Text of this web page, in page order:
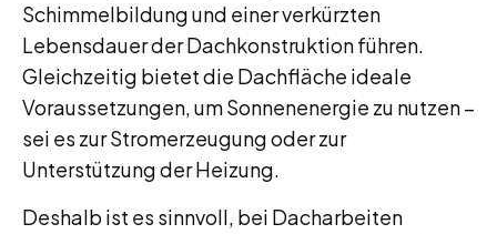
Schimmelbildung und einer verkürzten
Lebensdauer der Dachkonstruktion führen.
Gleichzeitig bietet die Dachfläche ideale
Voraussetzungen, um Sonnenenergie zu nutzen –
sei es zur Stromerzeugung oder zur
Unterstützung der Heizung.
Deshalb ist es sinnvoll, bei Dacharbeiten